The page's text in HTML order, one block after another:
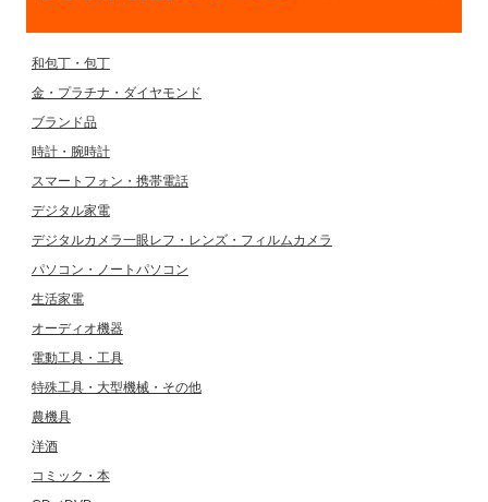
和包丁・包丁
金・プラチナ・ダイヤモンド
ブランド品
時計・腕時計
スマートフォン・携帯電話
デジタル家電
デジタルカメラ一眼レフ・レンズ・フィルムカメラ
パソコン・ノートパソコン
生活家電
オーディオ機器
電動工具・工具
特殊工具・大型機械・その他
農機具
洋酒
コミック・本